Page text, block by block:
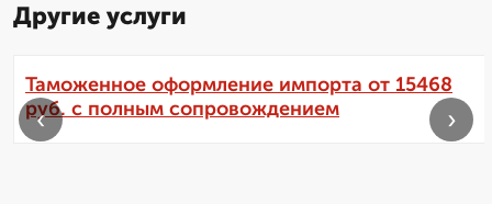
Другие услуги
Таможенное оформление импорта от 15468
руб. с полным сопровождением
‹ ›